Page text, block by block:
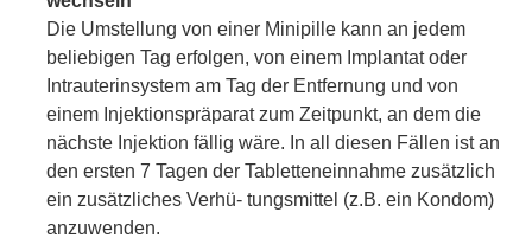
Die Umstellung von einer Minipille kann an jedem
beliebigen Tag erfolgen, von einem Implantat oder
Intrauterinsystem am Tag der Entfernung und von
einem Injektionspräparat zum Zeitpunkt, an dem die
nächste Injektion fällig wäre. In all diesen Fällen ist an
den ersten 7 Tagen der Tabletteneinnahme zusätzlich
ein zusätzliches Verhü- tungsmittel (z.B. ein Kondom)
anzuwenden.